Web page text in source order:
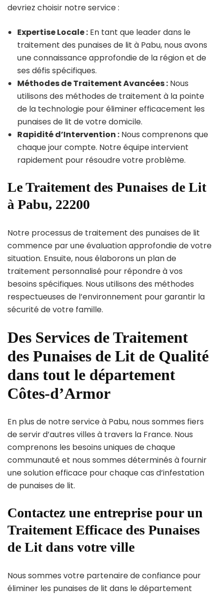
devriez choisir notre service :
Expertise Locale : En tant que leader dans le
traitement des punaises de lit à Pabu, nous avons
une connaissance approfondie de la région et de
ses défis spécifiques.
Méthodes de Traitement Avancées : Nous
utilisons des méthodes de traitement à la pointe
de la technologie pour éliminer efficacement les
punaises de lit de votre domicile.
Rapidité d’Intervention : Nous comprenons que
chaque jour compte. Notre équipe intervient
rapidement pour résoudre votre problème.
Le Traitement des Punaises de Lit
à Pabu, 22200
Notre processus de traitement des punaises de lit
commence par une évaluation approfondie de votre
situation. Ensuite, nous élaborons un plan de
traitement personnalisé pour répondre à vos
besoins spécifiques. Nous utilisons des méthodes
respectueuses de l’environnement pour garantir la
sécurité de votre famille.
Des Services de Traitement
des Punaises de Lit de Qualité
dans tout le département
Côtes-d’Armor
En plus de notre service à Pabu, nous sommes fiers
de servir d’autres villes à travers la France. Nous
comprenons les besoins uniques de chaque
communauté et nous sommes déterminés à fournir
une solution efficace pour chaque cas d’infestation
de punaises de lit.
Contactez une entreprise pour un
Traitement Efficace des Punaises
de Lit dans votre ville
Nous sommes votre partenaire de confiance pour
éliminer les punaises de lit dans le département